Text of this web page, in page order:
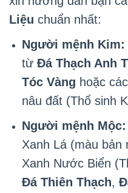
Liệu chuẩn nhất:
Người mệnh Kim:
từ Đá Thạch Anh
Tóc Vàng hoặc
nâu đất (Thổ sinh
Người mệnh Mộc:
Xanh Lá (màu bản
Xanh Nước Biển
Đá Thiên Thạch,